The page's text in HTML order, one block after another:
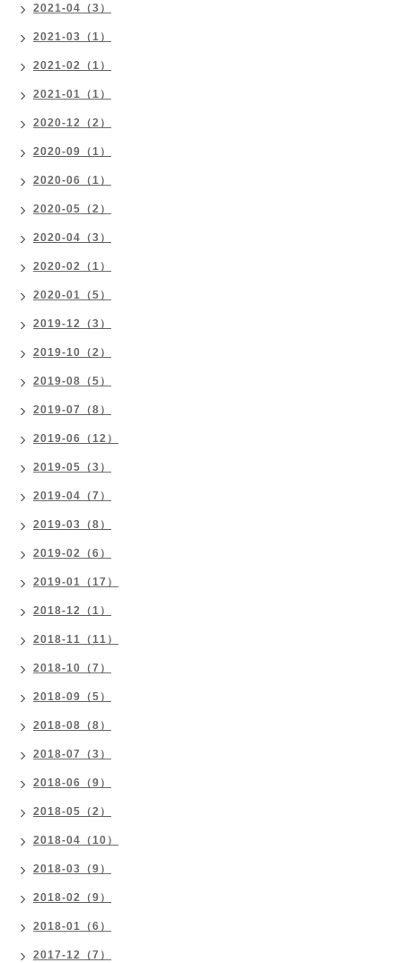
2021-04（3）
2021-03（1）
2021-02（1）
2021-01（1）
2020-12（2）
2020-09（1）
2020-06（1）
2020-05（2）
2020-04（3）
2020-02（1）
2020-01（5）
2019-12（3）
2019-10（2）
2019-08（5）
2019-07（8）
2019-06（12）
2019-05（3）
2019-04（7）
2019-03（8）
2019-02（6）
2019-01（17）
2018-12（1）
2018-11（11）
2018-10（7）
2018-09（5）
2018-08（8）
2018-07（3）
2018-06（9）
2018-05（2）
2018-04（10）
2018-03（9）
2018-02（9）
2018-01（6）
2017-12（7）